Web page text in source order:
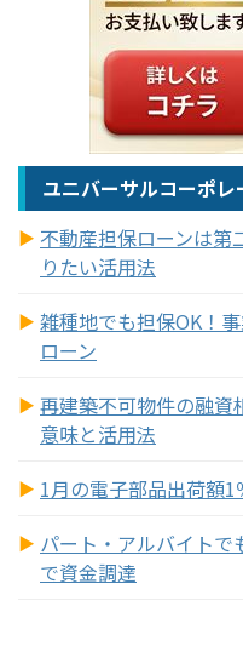
ユニバーサルコーポレ
不動産担保ローンは第
りたい活用法
雑種地でも担保OK！
ローン
再建築不可物件の融資
意味と活用法
1月の電子部品出荷額
パート・アルバイトで
で資金調達